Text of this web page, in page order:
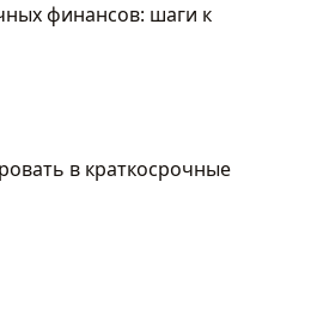
финансов: шаги к
в краткосрочные